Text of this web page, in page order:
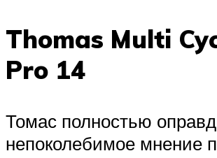
Thomas Multi
Pro 14
Томас полностью
непоколебимое мнение